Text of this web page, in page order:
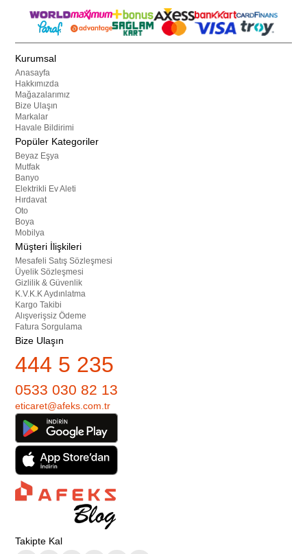
Kurumsal
Anasayfa
Hakkımızda
Mağazalarımız
Bize Ulaşın
Markalar
Havale Bildirimi
Popüler Kategoriler
Beyaz Eşya
Mutfak
Banyo
Elektrikli Ev Aleti
Hırdavat
Oto
Boya
Mobilya
Müşteri İlişkileri
Mesafeli Satış Sözleşmesi
Üyelik Sözleşmesi
Gizlilik & Güvenlik
K.V.K.K Aydınlatma
Kargo Takibi
Alışverişsiz Ödeme
Fatura Sorgulama
Bize Ulaşın
444 5 235
0533 030 82 13
eticaret@afeks.com.tr
Takipte Kal